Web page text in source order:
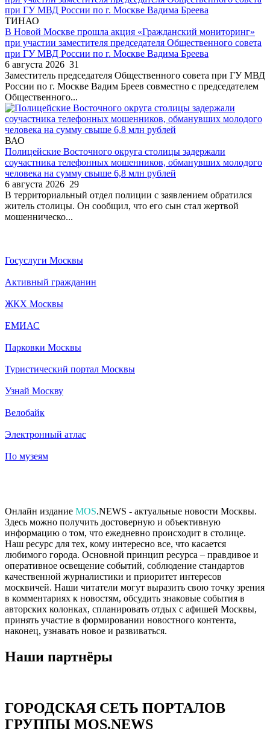
ТИНАО
В Новой Москве прошла акция «Гражданский мониторинг»
при участии заместителя председателя Общественного совета
при ГУ МВД России по г. Москве Вадима Бреева
6 августа 2026 31
Заместитель председателя Общественного совета при ГУ МВД
России по г. Москве Вадим Бреев совместно с председателем
Общественного...
ВАО
Полицейские Восточного округа столицы задержали
соучастника телефонных мошенников, обманувших молодого
человека на сумму свыше 6,8 млн рублей
6 августа 2026 29
В территориальный отдел полиции с заявлением обратился
житель столицы. Он сообщил, что его сын стал жертвой
мошенническо...
Госуслуги Москвы
Активный гражданин
ЖКХ Москвы
ЕМИАС
Парковки Москвы
Туристический портал Москвы
Узнай Москву
Велобайк
Электронный атлас
По музеям
Онлайн издание MOS.NEWS - актуальные новости Москвы.
Здесь можно получить достоверную и объективную
информацию о том, что ежедневно происходит в столице.
Наш ресурс для тех, кому интересно все, что касается
любимого города. Основной принцип ресурса – правдивое и
оперативное освещение событий, соблюдение стандартов
качественной журналистики и приоритет интересов
москвичей. Наши читатели могут выразить свою точку зрения
в комментариях к новостям, обсудить знаковые события в
авторских колонках, спланировать отдых с афишей Москвы,
принять участие в формировании новостного контента,
наконец, узнавать новое и развиваться.
Наши партнёры
ГОРОДСКАЯ СЕТЬ ПОРТАЛОВ
ГРУППЫ MOS.NEWS